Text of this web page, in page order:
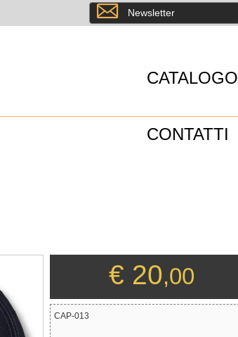
CATALOGO
CONTATTI
8 Newsletter
€ 20,00
CAP-013